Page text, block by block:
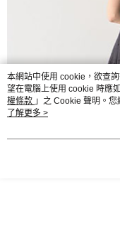
本網站中使用 cookie，欲查
望在電腦上使用 cookie 時應
權條款 」之 Cookie 聲明。
用條款之 Cookie 聲明使用
了解更多 >